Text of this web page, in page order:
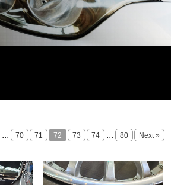
... 70 71 72 73 74 ... 80 Next »